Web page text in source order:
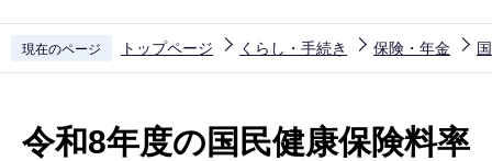
現在のページ トップページ くらし・手続き 保険・年金
令和8年度の国民健康保険料率